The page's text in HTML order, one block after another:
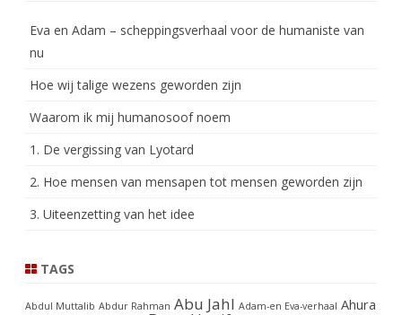
Eva en Adam – scheppingsverhaal voor de humaniste van
nu
Hoe wij talige wezens geworden zijn
Waarom ik mij humanosoof noem
1. De vergissing van Lyotard
2. Hoe mensen van mensapen tot mensen geworden zijn
3. Uiteenzetting van het idee
TAGS
Abdul Muttalib Abdur Rahman Abu Jahl Adam-en Eva-verhaal Ahura